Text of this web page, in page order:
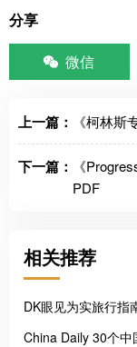
分享
微信
上一篇： 《柯林斯
下一篇：
《
PDF
相关推荐
DK眼见为实旅行指
China Daily 30个